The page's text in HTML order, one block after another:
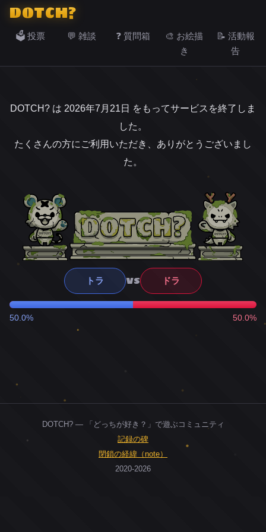
DOTCH?
🗳️ 投票 💬 雑談 ❓ 質問箱
🎨 お絵描
き
📝 活動報
告
DOTCH? は 2026年7月21日 をもってサービスを終了しま
した。
たくさんの方にご利用いただき、ありがとうございまし
た。
トラ VS ドラ
50.0% 50.0%
DOTCH? — 「どっちが好き？」で遊ぶコミュニティ
記録の碑
閉鎖の経緯（note）
2020-2026